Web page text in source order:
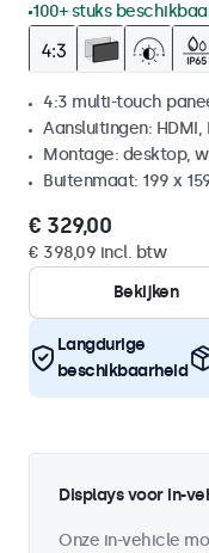
100+ stuks
4:3 multi-touch
Aansluitingen: HDMI,
Montage: desktop,
Buitenmaat: 199 x
€ 329,00
€ 398,09 incl. btw
Bekijken
Langdurige
beschikbaarheid
Displays voor in-
Onze in-vehicle